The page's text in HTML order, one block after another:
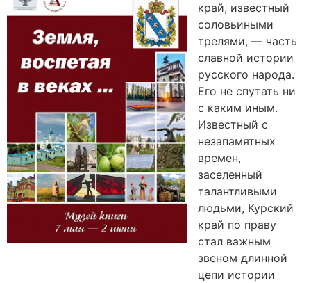
край, известный
соловьиными
трелями, — часть
славной истории
русского народа.
Его не спутать ни
с каким иным.
Известный с
незапамятных
времен,
заселенный
талантливыми
людьми, Курский
край по праву
стал важным
звеном длинной
цепи истории